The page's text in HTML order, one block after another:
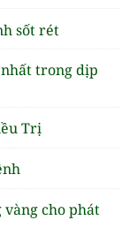
sốt rét
trong dịp
Trị
cho phát